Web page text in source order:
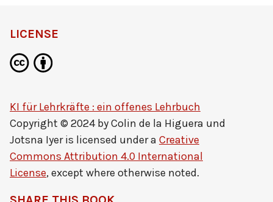
LICENSE
KI für Lehrkräfte : ein offenes Lehrbuch
Copyright © 2024 byColin de la Higuera und
Jotsna Iyeris licensed under a Creative
Commons Attribution 4.0 International
License, except where otherwise noted.